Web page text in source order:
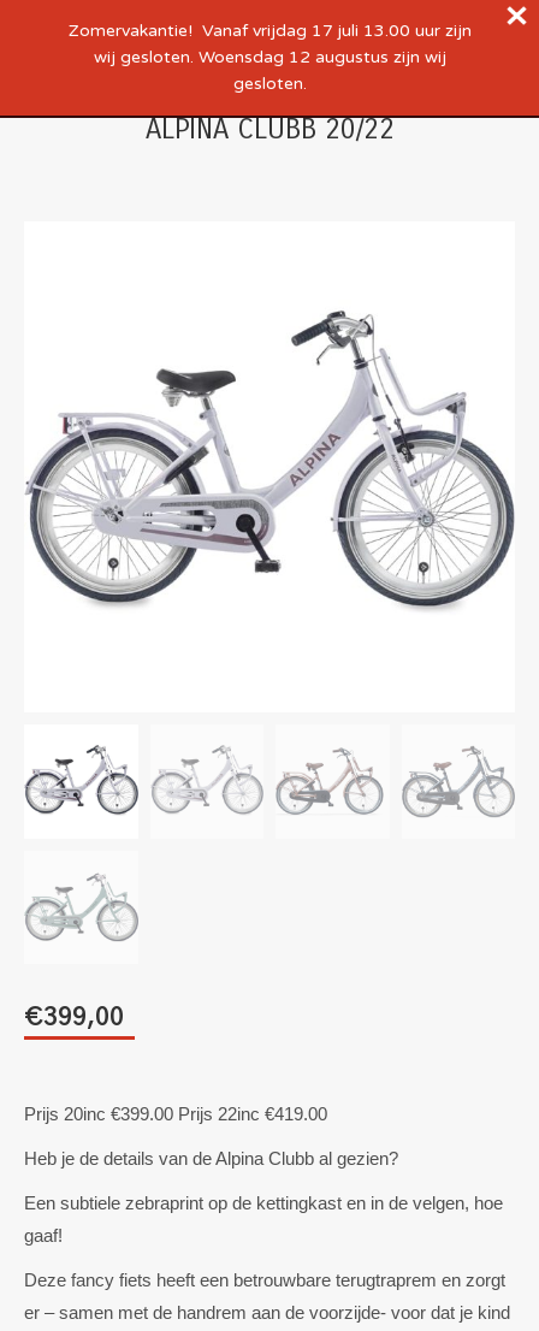
ALPINA CLUBB 20/22
€399,00
Prijs 20inc €399.00 Prijs 22inc €419.00
Heb je de details van de Alpina Clubb al gezien?
Een subtiele zebraprint op de kettingkast en in de velgen, hoe
gaaf!
Deze fancy fiets heeft een betrouwbare terugtraprem en zorgt
er – samen met de handrem aan de voorzijde- voor dat je kind
Zomervakantie! Vanaf vrijdag 17 juli 13.00 uur zijn
wij gesloten. Woensdag 12 augustus zijn wij
gesloten.